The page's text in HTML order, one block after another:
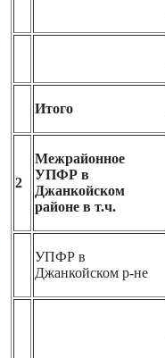
Итого
2
Межрайонное
УПФР в
Джанкойском
районе в т.ч.
УПФР в
Джанкойском р-не